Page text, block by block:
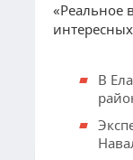
«Реальное
В